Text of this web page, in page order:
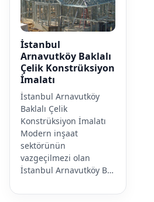
İstanbul
Arnavutköy Baklalı
Çelik Konstrüksiyon
İmalatı
İstanbul Arnavutköy
Baklalı Çelik
Konstrüksiyon İmalatı
Modern inşaat
sektörünün
vazgeçilmezi olan
İstanbul Arnavutköy B…